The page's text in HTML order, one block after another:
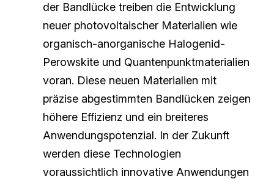
der Bandlücke treiben die Entwicklung
neuer photovoltaischer Materialien wie
organisch-anorganische Halogenid-
Perowskite und Quantenpunktmaterialien
voran. Diese neuen Materialien mit
präzise abgestimmten Bandlücken zeigen
höhere Effizienz und ein breiteres
Anwendungspotenzial. In der Zukunft
werden diese Technologien
voraussichtlich innovative Anwendungen